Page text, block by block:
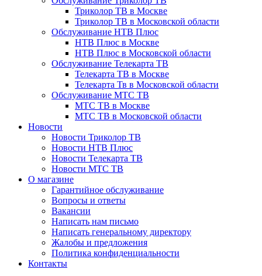
Триколор ТВ в Москве
Триколор ТВ в Московской области
Обслуживание НТВ Плюс
НТВ Плюс в Москве
НТВ Плюс в Московской области
Обслуживание Телекарта ТВ
Телекарта ТВ в Москве
Телекарта Тв в Московской области
Обслуживание МТС ТВ
МТС ТВ в Москве
МТС ТВ в Московской области
Новости
Новости Триколор ТВ
Новости НТВ Плюс
Новости Телекарта ТВ
Новости МТС ТВ
О магазине
Гарантийное обслуживание
Вопросы и ответы
Вакансии
Написать нам письмо
Написать генеральному директору
Жалобы и предложения
Политика конфиденциальности
Контакты